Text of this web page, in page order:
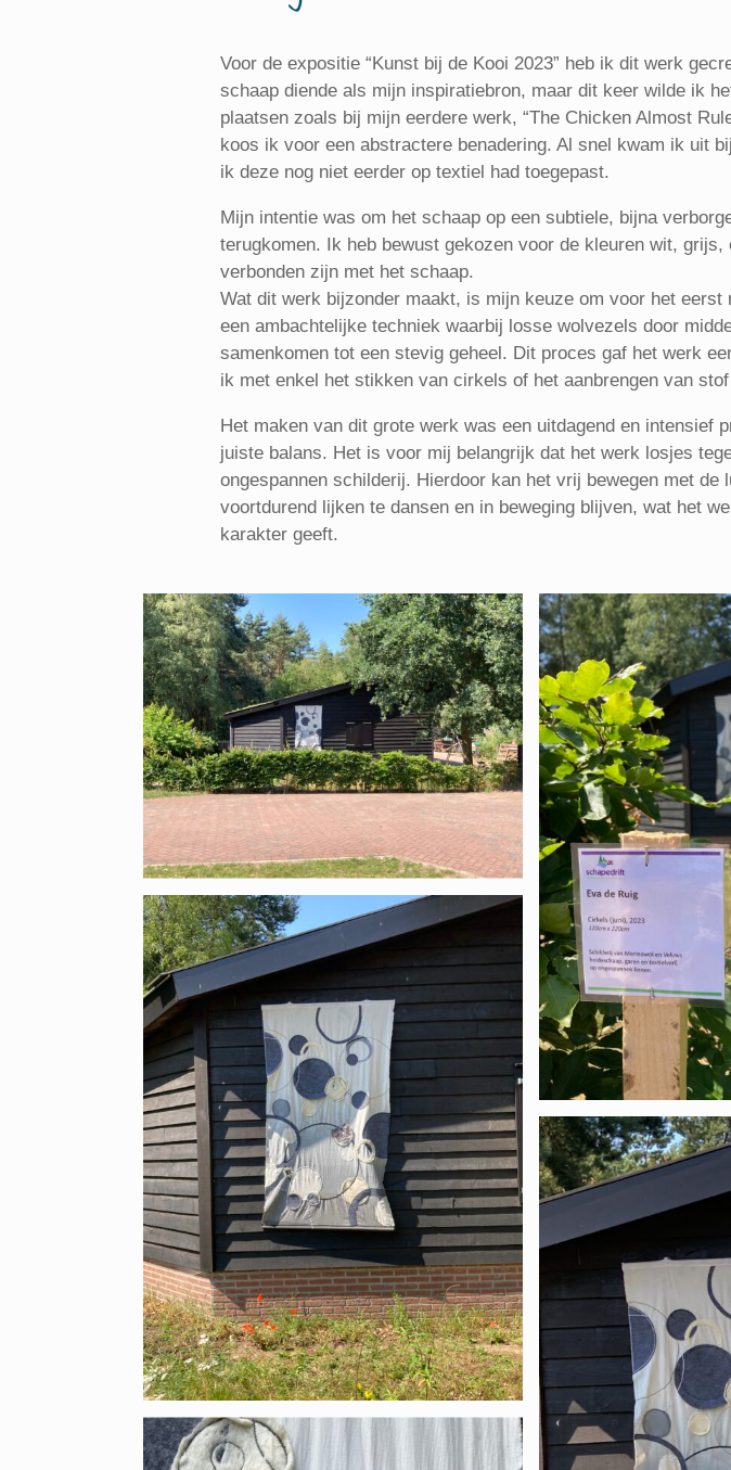
Voor de expositie “Kunst bij de Kooi 2023” heb ik dit werk
schaap diende als mijn inspiratiebron, maar dit keer wilde ik
plaatsen zoals bij mijn eerdere werk, “The Chicken Almost
koos ik voor een abstractere benadering. Al snel kwam ik uit
ik deze nog niet eerder op textiel had toegepast.
Mijn intentie was om het schaap op een subtiele, bijna
terugkomen. Ik heb bewust gekozen voor de kleuren wit,
verbonden zijn met het schaap.
Wat dit werk bijzonder maakt, is mijn keuze om voor het
een ambachtelijke techniek waarbij losse wolvezels door
samenkomen tot een stevig geheel. Dit proces gaf het werk
ik met enkel het stikken van cirkels of het aanbrengen van
Het maken van dit grote werk was een uitdagend en intensief
juiste balans. Het is voor mij belangrijk dat het werk losjes
ongespannen schilderij. Hierdoor kan het vrij bewegen met de
voortdurend lijken te dansen en in beweging blijven, wat het
karakter geeft.